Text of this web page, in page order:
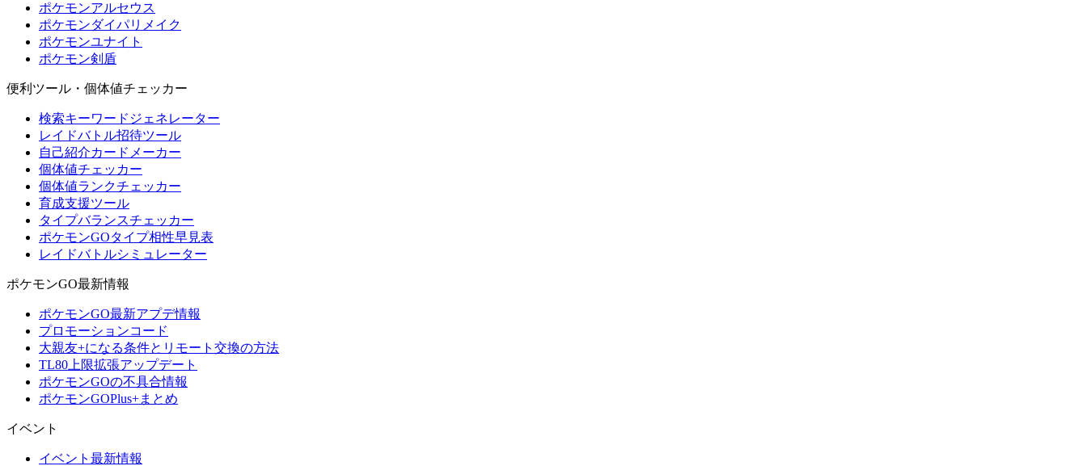
ポケモンアルセウス
ポケモンダイパリメイク
ポケモンユナイト
ポケモン剣盾
便利ツール・個体値チェッカー
検索キーワードジェネレーター
レイドバトル招待ツール
自己紹介カードメーカー
個体値チェッカー
個体値ランクチェッカー
育成支援ツール
タイプバランスチェッカー
ポケモンGOタイプ相性早見表
レイドバトルシミュレーター
ポケモンGO最新情報
ポケモンGO最新アプデ情報
プロモーションコード
大親友+になる条件とリモート交換の方法
TL80上限拡張アップデート
ポケモンGOの不具合情報
ポケモンGOPlus+まとめ
イベント
イベント最新情報